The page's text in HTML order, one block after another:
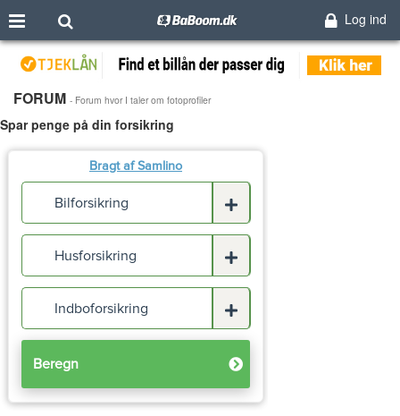
Log ind
FORUM - Forum hvor I taler om fotoprofiler
Spar penge på din forsikring